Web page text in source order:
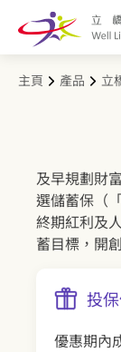
主頁 產品 立
及早規劃財
選儲蓄保（
終期紅利及
蓄目標，開
投
優惠期內